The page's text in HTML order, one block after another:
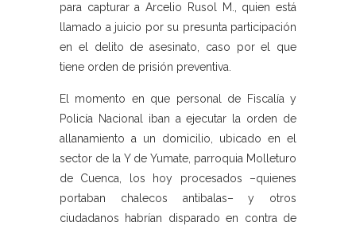
para capturar a Arcelio Rusol M., quien está
llamado a juicio por su presunta participación
en el delito de asesinato, caso por el que
tiene orden de prisión preventiva.
El momento en que personal de Fiscalía y
Policía Nacional iban a ejecutar la orden de
allanamiento a un domicilio, ubicado en el
sector de la Y de Yumate, parroquia Molleturo
de Cuenca, los hoy procesados –quienes
portaban chalecos antibalas– y otros
ciudadanos habrían disparado en contra de